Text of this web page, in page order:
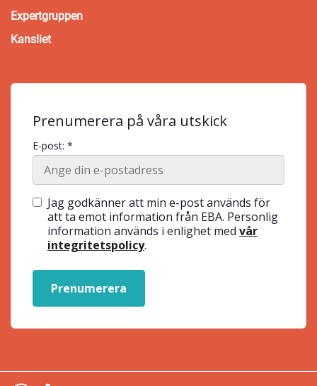
Expertgruppen
Kansliet
Prenumerera på våra utskick
E-post: *
Jag godkänner att min e-post används för
att ta emot information från EBA. Personlig
information används i enlighet med vår
integritetspolicy.
Prenumerera